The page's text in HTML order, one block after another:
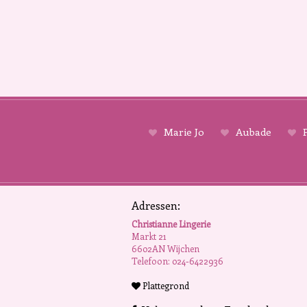
Marie Jo Aubade
Adressen:
Christianne Lingerie
Markt 21
6602AN Wijchen
Telefoon: 024-6422936
Plattegrond